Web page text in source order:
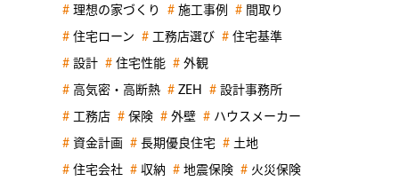
理想の家づくり 施工事例 間取り
住宅ローン 工務店選び 住宅基準
設計 住宅性能 外観
高気密・高断熱 ZEH 設計事務所
工務店 保険 外壁 ハウスメーカー
資金計画 長期優良住宅 土地
住宅会社 収納 地震保険 火災保険